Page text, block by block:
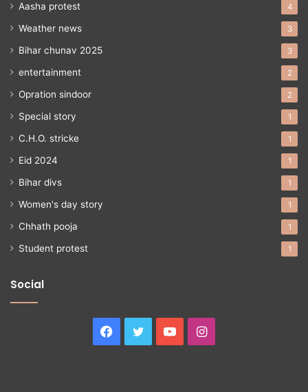
Aasha protest 4
Weather news 3
Bihar chunav 2025 3
entertainment 2
Opration sindoor 2
Special story 1
C.H.O. stricke 1
Eid 2024 1
Bihar divs 1
Women's day story 1
Chhath pooja 1
Student protest 1
Social
Facebook
Twitter YouTubeInstagram